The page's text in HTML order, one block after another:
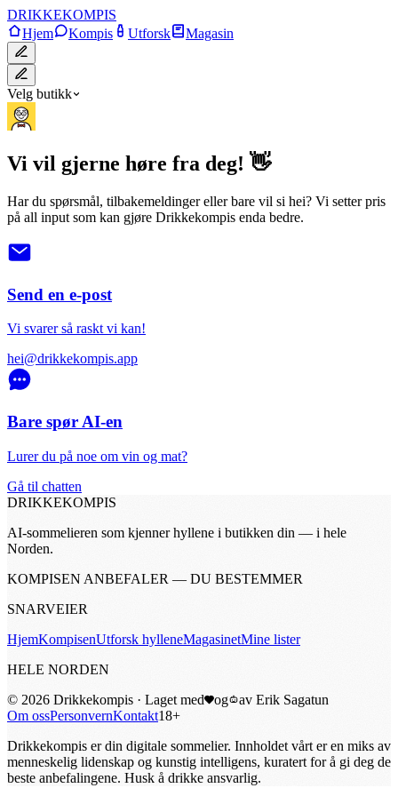
DRIKKEKOMPIS
Hjem
Kompis Utforsk Magasin
Velg butikk
Vi vil gjerne høre fra deg! 👋
Har du spørsmål, tilbakemeldinger eller bare vil si hei? Vi setter pris
på all input som kan gjøre Drikkekompis enda bedre.
Send en e-post
Vi svarer så raskt vi kan!
hei@drikkekompis.app
Bare spør AI-en
Lurer du på noe om vin og mat?
Gå til chatten
DRIKKEKOMPIS
AI-sommelieren som kjenner hyllene i butikken din — i hele
Norden.
KOMPISEN ANBEFALER — DU BESTEMMER
SNARVEIER
HjemKompisenUtforsk hylleneMagasinetMine lister
HELE NORDEN
© 2026 Drikkekompis · Laget med og av Erik Sagatun
Om ossPersonvernKontakt18+
Drikkekompis er din digitale sommelier. Innholdet vårt er en miks av
menneskelig lidenskap og kunstig intelligens, kuratert for å gi deg de
beste anbefalingene. Husk å drikke ansvarlig.